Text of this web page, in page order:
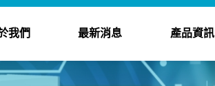
我們 最新消息 產品資訊